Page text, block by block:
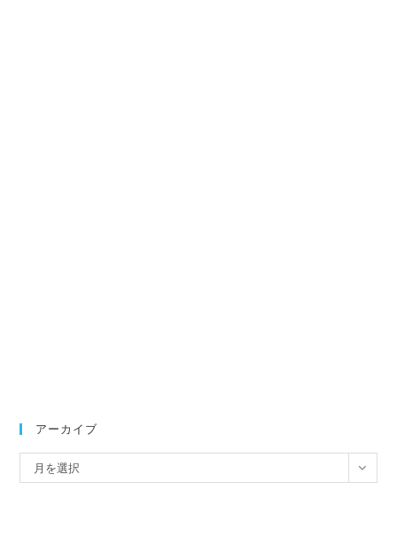
アーカイブ
ー
月を選択